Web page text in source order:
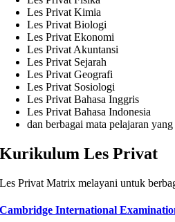
Les Privat Kimia
Les Privat Biologi
Les Privat Ekonomi
Les Privat Akuntansi
Les Privat Sejarah
Les Privat Geografi
Les Privat Sosiologi
Les Privat Bahasa Inggris
Les Privat Bahasa Indonesia
dan berbagai mata pelajaran
Kurikulum Les Privat
Les Privat Matrix melayani untuk
Cambridge International